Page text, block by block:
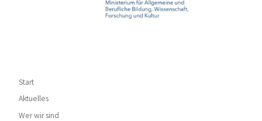
Start
Aktuelles
Wer wir sind